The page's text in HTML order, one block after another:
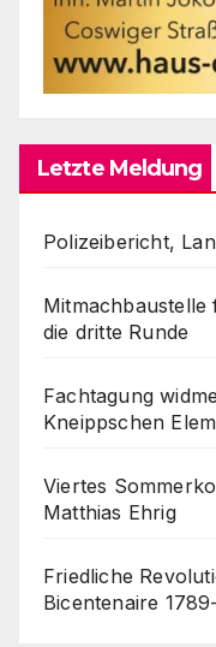
Letzte Meldung
Polizeibericht,
die dritte Runde
Fachtagung
Kneippschen
Viertes
Matthias Ehrig
Friedliche
Bicentenaire